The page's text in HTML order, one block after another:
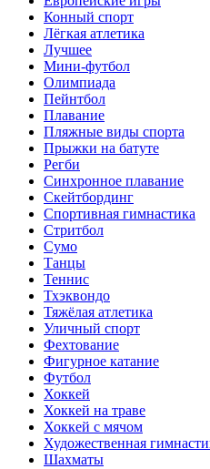
Конный спорт
Лёгкая атлетика
Лучшее
Мини-футбол
Олимпиада
Пейнтбол
Плавание
Пляжные виды спорта
Прыжки на батуте
Регби
Синхронное плавание
Скейтбординг
Спортивная гимнастика
Стритбол
Сумо
Танцы
Теннис
Тхэквондо
Тяжёлая атлетика
Уличный спорт
Фехтование
Фигурное катание
Футбол
Хоккей
Хоккей на траве
Хоккей с мячом
Художественная
Шахматы